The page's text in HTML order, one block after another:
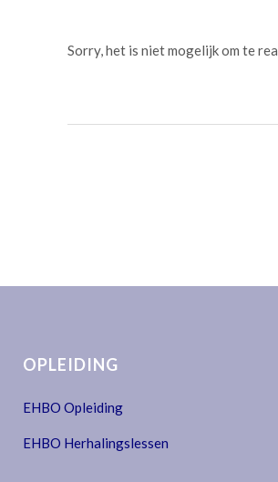
Sorry, het is niet mogelijk om te
OPLEIDING
EHBO Opleiding
EHBO Herhalingslessen